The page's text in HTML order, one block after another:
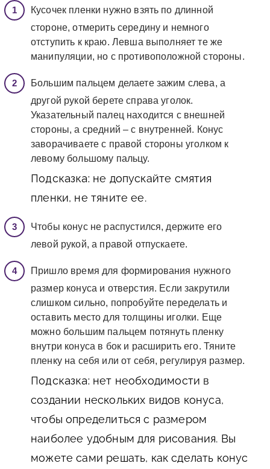
Кусочек пленки нужно взять по длинной
стороне, отмерить середину и немного
отступить к краю. Левша выполняет те же
манипуляции, но с противоположной стороны.
Большим пальцем делаете зажим слева, а
другой рукой берете справа уголок.
Указательный палец находится с внешней
стороны, а средний – с внутренней. Конус
заворачиваете с правой стороны уголком к
левому большому пальцу.
Подсказка: не допускайте смятия
пленки, не тяните ее.
Чтобы конус не распустился, держите его
левой рукой, а правой отпускаете.
Пришло время для формирования нужного
размер конуса и отверстия. Если закрутили
слишком сильно, попробуйте переделать и
оставить место для толщины иголки. Еще
можно большим пальцем потянуть пленку
внутри конуса в бок и расширить его. Тяните
пленку на себя или от себя, регулируя размер.
Подсказка: нет необходимости в
создании нескольких видов конуса,
чтобы определиться с размером
наиболее удобным для рисования. Вы
можете сами решать, как сделать конус